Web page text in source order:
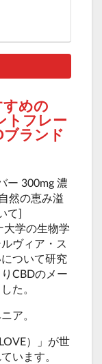
めの
トフレー
ブランド
ー 300mg 濃
然の恵み溢
て]
大学の生物学
ヴィア・ス
ついて研究
CBDのメー
た。
ア。
）」が世
います。